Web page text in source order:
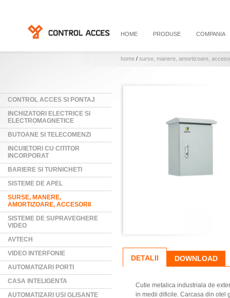
HOME PRODUSE COMPANIA
home / surse, manere, amortizoare,
CONTROL ACCES SI PONTAJ
INCHIZATORI ELECTRICE SI
ELECTROMAGNETICE
BUTOANE SI TELECOMENZI
INCUIETORI CU CITITOR
INCORPORAT
BARIERE SI TURNICHETI
SISTEME DE APEL
SURSE, MANERE,
AMORTIZOARE, ACCESORII
SISTEME DE SUPRAVEGHERE
VIDEO
AVTECH
VIDEO INTERFONIE
AUTOMATIZARI PORTI
CASA INTELIGENTA
AUTOMATIZARI USI GLISANTE
DETALII DOWNLOAD
Cutie metalica industriala de
in medii dificile. Carcasa din otel